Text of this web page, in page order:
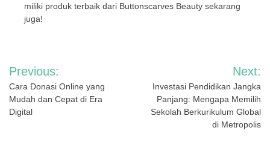
miliki produk terbaik dari Buttonscarves Beauty sekarang
juga!
Navigasi
pos
Previous:
Cara Donasi Online yang
Mudah dan Cepat di Era
Digital
Next:
Investasi Pendidikan Jangka
Panjang: Mengapa Memilih
Sekolah Berkurikulum Global
di Metropolis